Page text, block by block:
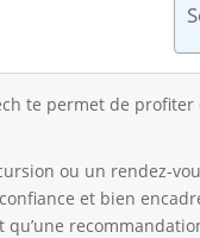
te permet de
ou un rendez-
et bien